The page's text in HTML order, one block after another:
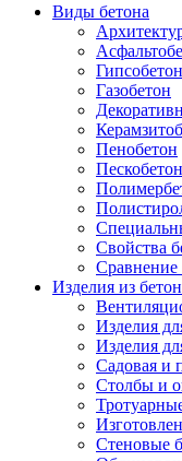
Виды бетона
Гипсобетон
Газобетон
Пенобетон
Пескобетон
Свойства
Сравнение
Изделия из
Изделия
Изделия
Садовая и
Столбы и
Стеновые